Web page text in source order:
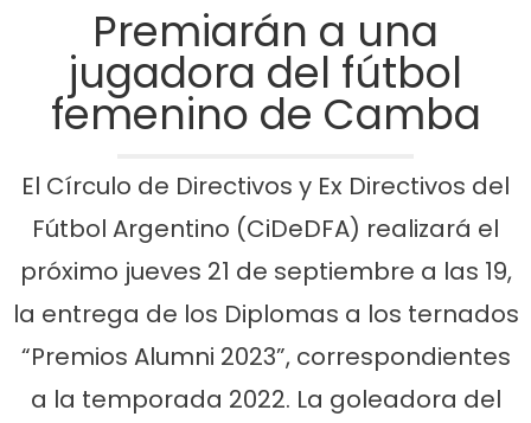
Premiarán a una
jugadora del fútbol
femenino de Camba
El Círculo de Directivos y Ex Directivos del
Fútbol Argentino (CiDeDFA) realizará el
próximo jueves 21 de septiembre a las 19,
la entrega de los Diplomas a los ternados
“Premios Alumni 2023”, correspondientes
a la temporada 2022. La goleadora del